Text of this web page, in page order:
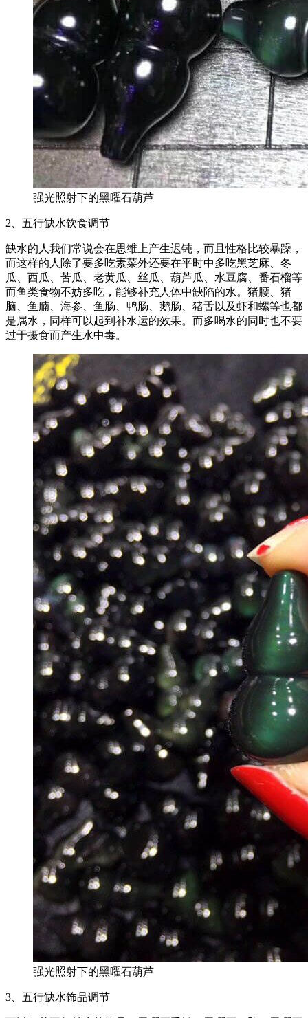
强光照射下的黑曜石葫芦
2、五行缺水饮食调节
缺水的人我们常说会在思维上产生迟钝，而且性格比较暴躁，
而这样的人除了要多吃素菜外还要在平时中多吃黑芝麻、冬
瓜、西瓜、苦瓜、老黄瓜、丝瓜、葫芦瓜、水豆腐、番石榴等
而鱼类食物不妨多吃，能够补充人体中缺陷的水。猪腰、猪
脑、鱼腩、海参、鱼肠、鸭肠、鹅肠、猪舌以及虾和螺等也都
是属水，同样可以起到补水运的效果。而多喝水的同时也不要
过于摄食而产生水中毒。
强光照射下的黑曜石葫芦
3、五行缺水饰品调节